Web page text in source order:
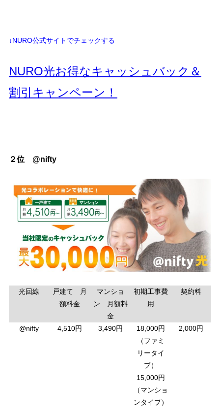
↓NURO公式サイトでチェックする
NURO光お得なキャッシュバック＆
割引キャンペーン！
２位 @nifty
光回線
戸建て 月
額料金
マンショ
ン 月額料
金
初期工事費
用
契約料
@nifty 4,510円 3,490円
18,000円
（ファミ
リータイ
プ）
15,000円
（マンショ
ンタイプ）
2,000円